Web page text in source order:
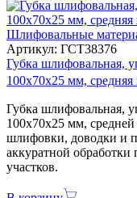
Шлифовальные
Артикул: ГСТ38376
Губка шлифовальная,
100х70х25 мм, средняя
Губка шлифовальная,
100х70х25 мм,
шлифовки, доводки и
аккуратной
участков.